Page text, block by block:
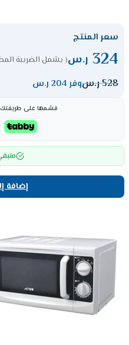
سعر المنتج
324 ر.س( يشمل الضريبة
528ر.سوفر 204 ر.س
قسّمها على طريقتك،
إضافة